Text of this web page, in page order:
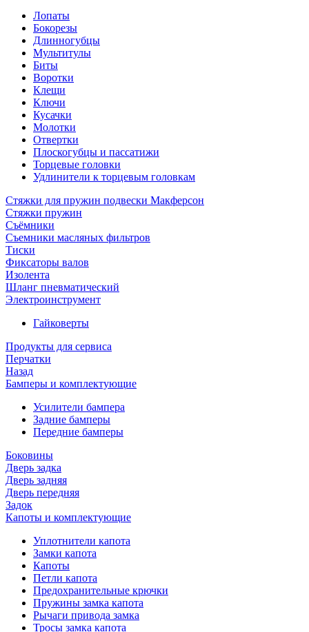
Лопаты
Бокорезы
Длинногубцы
Мультитулы
Биты
Воротки
Клещи
Ключи
Кусачки
Молотки
Отвертки
Плоскогубцы и пассатижи
Торцевые головки
Удлинители к торцевым головкам
Стяжки для пружин подвески Макферсон
Стяжки пружин
Съёмники
Съемники масляных фильтров
Тиски
Фиксаторы валов
Изолента
Шланг пневматический
Электроинструмент
Гайковерты
Продукты для сервиса
Перчатки
Назад
Бамперы и комплектующие
Усилители бампера
Задние бамперы
Передние бамперы
Боковины
Дверь задка
Дверь задняя
Дверь передняя
Задок
Капоты и комплектующие
Уплотнители капота
Замки капота
Капоты
Петли капота
Предохранительные крючки
Пружины замка капота
Рычаги привода замка
Тросы замка капота